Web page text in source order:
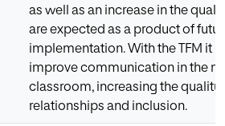
as well as an increase in the
are expected as a product of
implementation. With the TFM it
improve communication in the
classroom, increasing the quality
relationships and inclusion.